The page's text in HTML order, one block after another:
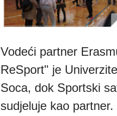
Vodeći partner
ReSport" je
Soca, dok Sportski
sudjeluje kao